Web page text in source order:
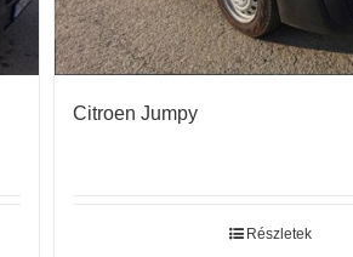
Citroen Jumpy
Részletek